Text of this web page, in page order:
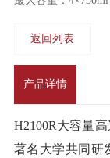
返回列表
产品详情
H2100R大容量
著名大学共同研